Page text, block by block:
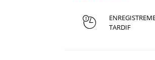
TARDIF